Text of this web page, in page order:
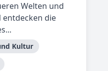
Welten und
entdecken die
Kultur